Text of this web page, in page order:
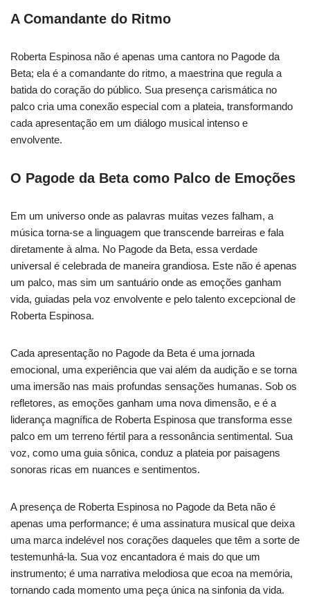
A Comandante do Ritmo
Roberta Espinosa não é apenas uma cantora no Pagode da
Beta; ela é a comandante do ritmo, a maestrina que regula a
batida do coração do público. Sua presença carismática no
palco cria uma conexão especial com a plateia, transformando
cada apresentação em um diálogo musical intenso e
envolvente.
O Pagode da Beta como Palco de Emoções
Em um universo onde as palavras muitas vezes falham, a
música torna-se a linguagem que transcende barreiras e fala
diretamente à alma. No Pagode da Beta, essa verdade
universal é celebrada de maneira grandiosa. Este não é apenas
um palco, mas sim um santuário onde as emoções ganham
vida, guiadas pela voz envolvente e pelo talento excepcional de
Roberta Espinosa.
Cada apresentação no Pagode da Beta é uma jornada
emocional, uma experiência que vai além da audição e se torna
uma imersão nas mais profundas sensações humanas. Sob os
refletores, as emoções ganham uma nova dimensão, e é a
liderança magnífica de Roberta Espinosa que transforma esse
palco em um terreno fértil para a ressonância sentimental. Sua
voz, como uma guia sônica, conduz a plateia por paisagens
sonoras ricas em nuances e sentimentos.
A presença de Roberta Espinosa no Pagode da Beta não é
apenas uma performance; é uma assinatura musical que deixa
uma marca indelével nos corações daqueles que têm a sorte de
testemunhá-la. Sua voz encantadora é mais do que um
instrumento; é uma narrativa melodiosa que ecoa na memória,
tornando cada momento uma peça única na sinfonia da vida.